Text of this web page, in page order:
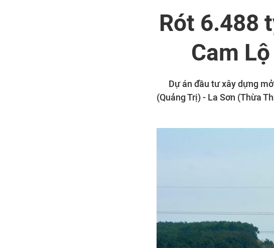
Rót 6.488
Cam
Dự án đầu tư xây dựng
(Quảng Trị) - La Sơn (Thừa